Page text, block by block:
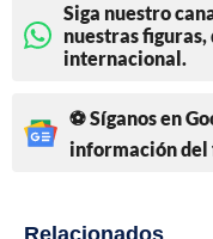
Siga nuestro
nuestras
internacional.
⚽ Síganos en
información del
Relacionados